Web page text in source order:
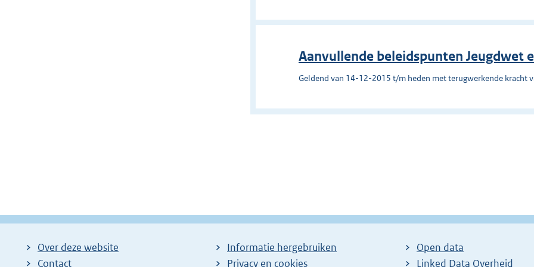
Aanvullende beleidspunten Jeugdwet
Geldend van 14-12-2015 t/m heden met terugwerkende kracht
Over deze website
Contact
Informatie hergebruiken
Privacy en cookies
Open data
Linked Data Overheid